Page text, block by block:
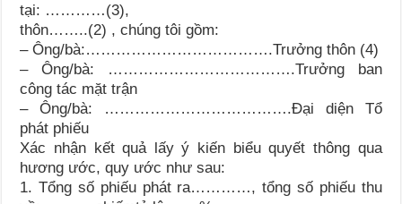
tại: …………(3),
thôn……..(2) , chúng tôi gồm:
– Ông/bà:……………………………….Trưởng thôn (4)
– Ông/bà: ……………………………….Trưởng ban
công tác mặt trận
– Ông/bà: ……………………………….Đại diện Tổ
phát phiếu
Xác nhận kết quả lấy ý kiến biểu quyết thông qua
hương ước, quy ước như sau:
1. Tổng số phiếu phát ra…………, tổng số phiếu thu